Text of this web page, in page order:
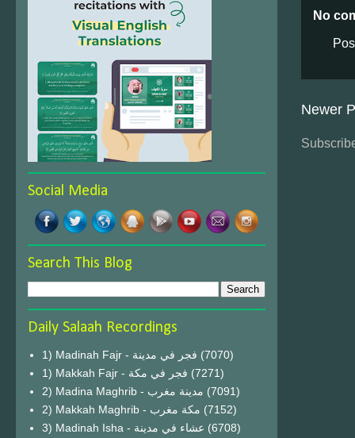
No
Newer
Social Media
Search This Blog
Daily Salaah Recordings
1) Madinah Fajr - فجر في مدينة (7070)
1) Makkah Fajr - فجر في مكة (7271)
2) Madina Maghrib - مدينة مغرب (7091)
2) Makkah Maghrib - مكة مغرب (7152)
3) Madinah Isha - عشاء في مدينة (6708)